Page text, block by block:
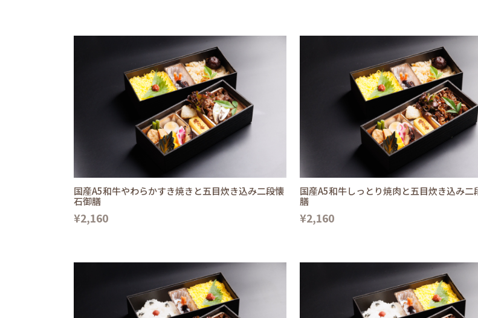
国産A5和牛やわらかすき焼きと五目炊き込み二段懐
石御膳
¥2,160
国産A5和牛しっとり焼肉と五目炊き込み二
膳
¥2,160